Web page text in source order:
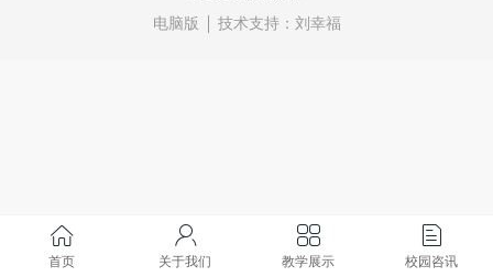
电脑版
技术支持： 刘幸福
首页 关于我们 教学展示 校园咨讯